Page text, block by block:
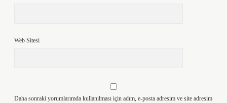
Web Sitesi
Daha sonraki yorumlarımda kullanılması için adım, e-posta adresim ve site adresim